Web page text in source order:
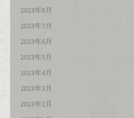
2023年8月
2023年7月
2023年6月
2023年5月
2023年4月
2023年3月
2023年2月